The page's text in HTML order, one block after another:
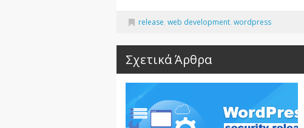
release, web development, wordpress
Σχετικά Άρθρα